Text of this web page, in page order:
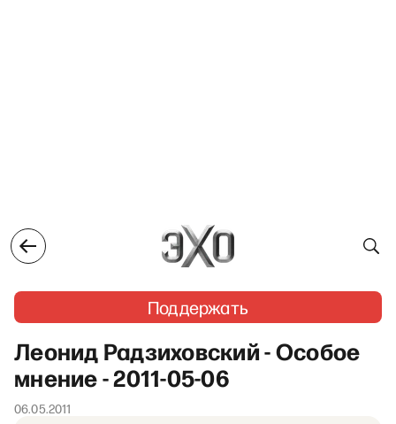
Поддержать
Леонид Радзиховский - Особое
мнение - 2011-05-06
06.05.2011